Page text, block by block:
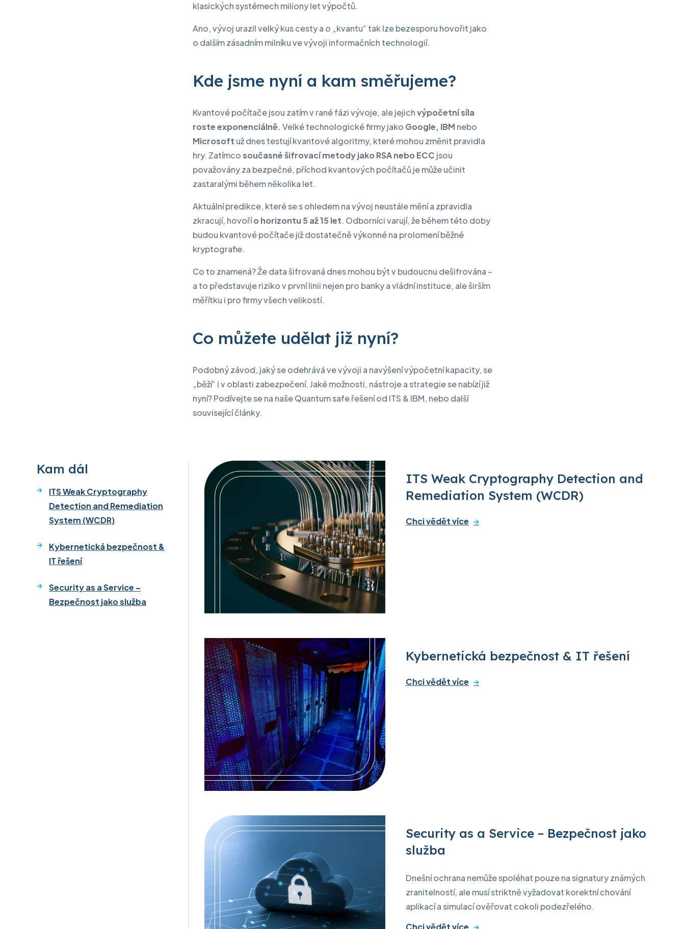
klasických systémech miliony let výpočtů.
Ano, vývoj urazil velký kus cesty a o „kvantu“ tak lze bezesporu hovořit jako
o dalším zásadním milníku ve vývoji informačních technologií.
Kde jsme nyní a kam směřujeme?
Kvantové počítače jsou zatím v rané fázi vývoje, ale jejichvýpočetní síla
roste exponenciálně.Velké technologické firmy jako Google, IBM nebo
Microsoft už dnes testují kvantové algoritmy, které mohou změnit pravidla
hry. Zatímcosoučasné šifrovací metody jako RSA nebo ECC jsou
považovány za bezpečné, příchod kvantových počítačů je může učinit
zastaralými během několika let.
Aktuální predikce, které se s ohledem na vývoj neustále mění a zpravidla
zkracují, hovořío horizontu 5 až 15 let. Odborníci varují, že během této doby
budou kvantové počítače již dostatečně výkonné na prolomení běžné
kryptografie.
Co to znamená? Že data šifrovaná dnes mohou být v budoucnu dešifrována –
a to představuje riziko v první linii nejen pro banky a vládní instituce, ale širším
měřítku i pro firmy všech velikostí.
Co můžete udělat již nyní?
Podobný závod, jaký se odehrává ve vývoji a navýšení výpočetní kapacity, se
„běží“ i v oblasti zabezpečení. Jaké možnosti, nástroje a strategie se nabízí již
nyní? Podívejte se na naše Quantum safe řešení od ITS & IBM, nebo další
související články.
Kam dál
ITS Weak Cryptography
Detection and Remediation
System (WCDR)
Kybernetická bezpečnost &
IT řešení
Security as a Service –
Bezpečnost jako služba
ITS Weak Cryptography Detection and
Remediation System (WCDR)
Chci vědět více
Kybernetická bezpečnost & IT řešení
Chci vědět více
Security as a Service – Bezpečnost jako
služba
Dnešní ochrana nemůže spoléhat pouze na signatury známých
zranitelností, ale musí striktně vyžadovat korektní chování
aplikací a simulací ověřovat cokoli podezřelého.
Chci vědět více